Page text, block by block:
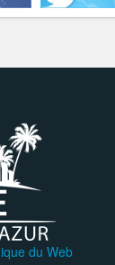
du Web